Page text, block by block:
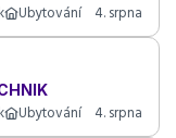
Ubytování 4. srpna
Ubytování 4. srpna